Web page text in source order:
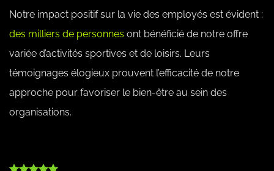
Notre impact positif sur la vie des employés est évident :
des milliers de personnes ont bénéficié de notre offre
variée d’activités sportives et de loisirs. Leurs
témoignages élogieux prouvent l’efficacité de notre
approche pour favoriser le bien-être au sein des
organisations.